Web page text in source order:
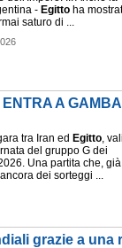
- Egitto ha
saturo di ...
A
tra Iran ed Egitto,
del gruppo G dei
Una partita che,
dei sorteggi ...
grazie a una